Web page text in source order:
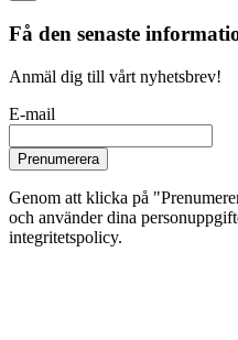
Få den senaste
Anmäl dig till vårt nyhetsbrev!
E-mail
Prenumerera
Genom att klicka på
och använder dina
integritetspolicy.